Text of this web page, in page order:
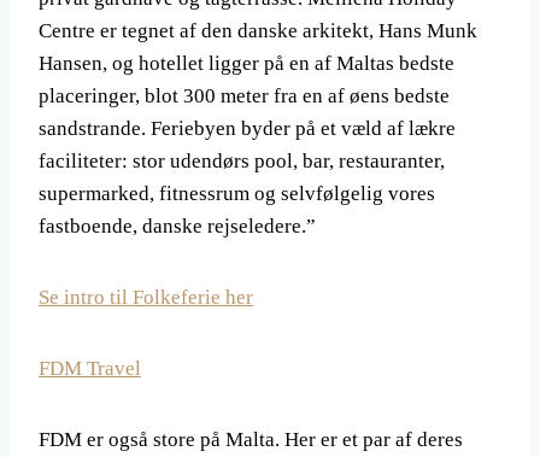
Centre er tegnet af den danske arkitekt, Hans Munk
Hansen, og hotellet ligger på en af Maltas bedste
placeringer, blot 300 meter fra en af øens bedste
sandstrande. Feriebyen byder på et væld af lækre
faciliteter: stor udendørs pool, bar, restauranter,
supermarked, fitnessrum og selvfølgelig vores
fastboende, danske rejseledere.”
Se intro til Folkeferie her
FDM Travel
FDM er også store på Malta. Her er et par af deres